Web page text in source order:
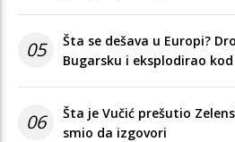
05
Šta se dešava u Europi?
Bugarsku i eksplodirao
06
Šta je Vučić prešutio
smio da izgovori